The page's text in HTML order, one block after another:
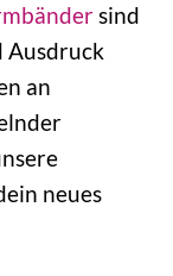
sind
Ausdruck
an
neues